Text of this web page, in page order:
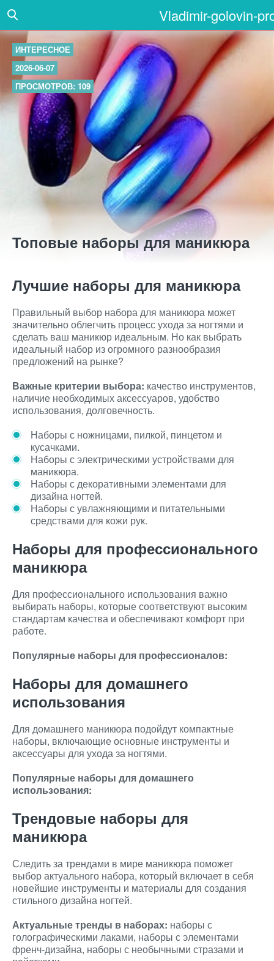
Vladimir-golovin-
ИНТЕРЕСНОЕ
2026-06-07
ПРОСМОТРОВ: 109
Топовые наборы для маникюра
Лучшие наборы для маникюра
Правильный выбор набора для маникюра может
значительно облегчить процесс ухода за ногтями и
сделать ваш маникюр идеальным. Но как выбрать
идеальный набор из огромного разнообразия
предложений на рынке?
Важные критерии выбора: качество инструментов,
наличие необходимых аксессуаров, удобство
использования, долговечность.
Наборы с ножницами, пилкой, пинцетом и
кусачками.
Наборы с электрическими устройствами для
маникюра.
Наборы с декоративными элементами для
дизайна ногтей.
Наборы с увлажняющими и питательными
средствами для кожи рук.
Наборы для профессионального
маникюра
Для профессионального использования важно
выбирать наборы, которые соответствуют высоким
стандартам качества и обеспечивают комфорт при
работе.
Популярные наборы для профессионалов:
Наборы для домашнего
использования
Для домашнего маникюра подойдут компактные
наборы, включающие основные инструменты и
аксессуары для ухода за ногтями.
Популярные наборы для домашнего
использования:
Трендовые наборы для
маникюра
Следить за трендами в мире маникюра поможет
выбор актуального набора, который включает в себя
новейшие инструменты и материалы для создания
стильного дизайна ногтей.
Актуальные тренды в наборах: наборы с
голографическими лаками, наборы с элементами
френч-дизайна, наборы с необычными стразами и